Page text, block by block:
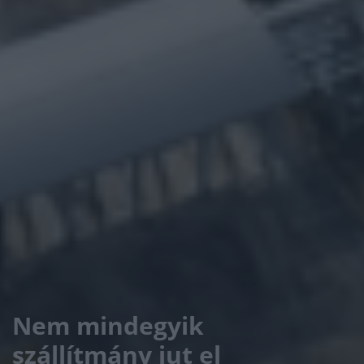
Nem mindegyik
szállítmány jut el